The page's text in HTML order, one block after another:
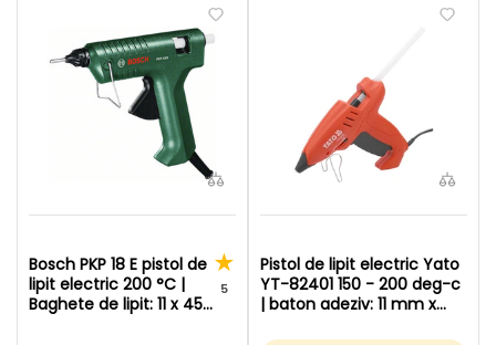
Bosch PKP 18 E pistol de
lipit electric 200 °C |
Baghete de lipit: 11 x 45
5
Pistol de lipit electric Yato
YT-82401 150 - 200 deg-c
| baton adeziv: 11 mm x